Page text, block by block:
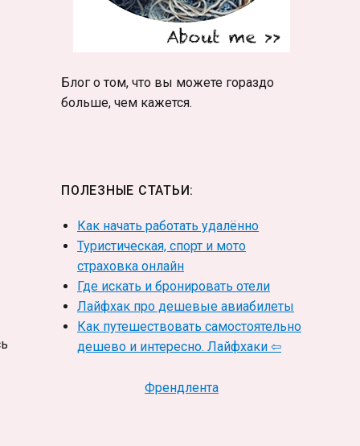
Блог о том, что вы можете гораздо
больше, чем кажется.
ПОЛЕЗНЫЕ СТАТЬИ:
Как начать работать удалённо
Туристическая, спорт и мото
страховка онлайн
Где искать и бронировать отели
Лайфхак про дешевые авиабилеты
Как путешествовать самостоятельно
дешево и интересно. Лайфхаки ⇦
Френдлента